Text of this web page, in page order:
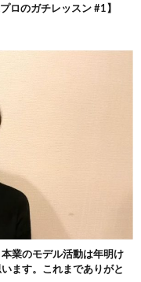
ロのガチレッスン #1】
業のモデル活動は年明け
ます。これまでありがと